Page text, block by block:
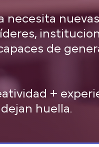
necesita
de
+
huella.